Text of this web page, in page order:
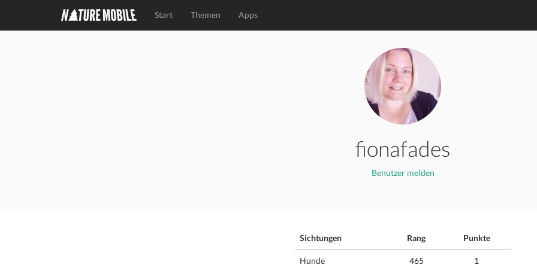
Start Themen Apps
fionafades
Benutzer melden
Sichtungen Rang Punkte
Hunde 465 1